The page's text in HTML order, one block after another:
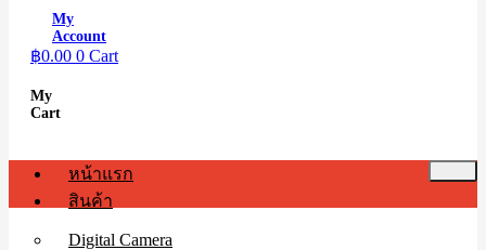
My
Account
฿0.00 0 Cart
My
Cart
หน้าแรก
สินค้า
Digital Camera